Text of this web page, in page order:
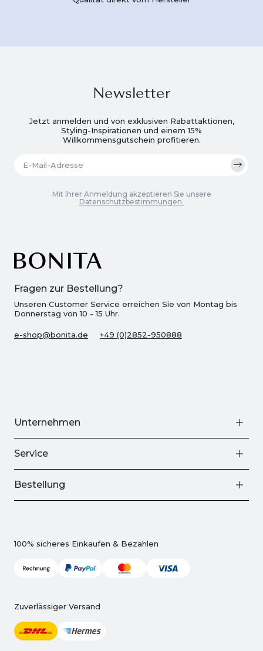
Fragen zur Bestellung?
Unseren Customer Service erreichen Sie von Montag bis
Donnerstag von 10 - 15 Uhr.
e-shop@bonita.de +49 (0)2852-950888
Newsletter
Jetzt anmelden und von exklusiven Rabattaktionen,
Styling-Inspirationen und einem 15%
Willkommensgutschein profitieren.
Mit Ihrer Anmeldung akzeptieren Sie unsere
Datenschutzbestimmungen.
Unternehmen
Service
Bestellung
100% sicheres Einkaufen & Bezahlen
Zuverlässiger Versand